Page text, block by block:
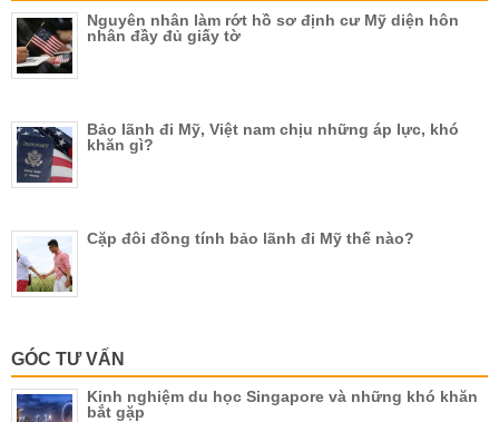
Nguyên nhân làm rớt hồ sơ định cư Mỹ diện hôn
nhân đầy đủ giấy tờ
Bảo lãnh đi Mỹ, Việt nam chịu những áp lực, khó
khăn gì?
Cặp đôi đồng tính bảo lãnh đi Mỹ thế nào?
GÓC TƯ VẤN
Kinh nghiệm du học Singapore và những khó khăn
bắt gặp